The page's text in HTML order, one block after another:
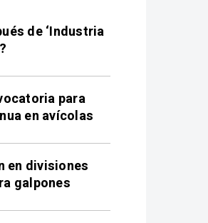
de ‘Industria
para
en avícolas
en divisiones
galpones